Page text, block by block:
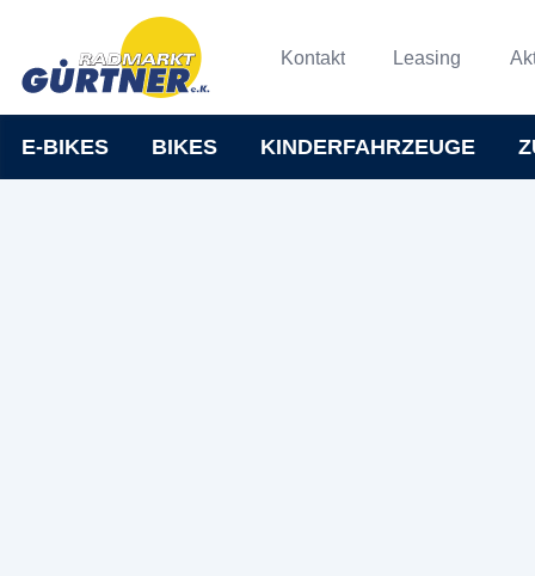
Kontakt Leasing
E-BIKES BIKES KINDERFAHRZEUGE